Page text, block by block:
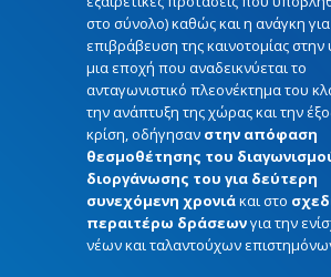
στο σύνολο) καθώς και η ανάγκη
επιβράβευση της καινοτομίας στην
μια εποχή που αναδεικνύεται το
ανταγωνιστικό πλεονέκτημα του
την ανάπτυξη της χώρας και την
κρίση, οδήγησαν στην απόφαση
θεσμοθέτησης του
διοργάνωσης του για δεύτερη
συνεχόμενη χρονιάκαι στο
περαιτέρω δράσεωνγια την
νέων και ταλαντούχων